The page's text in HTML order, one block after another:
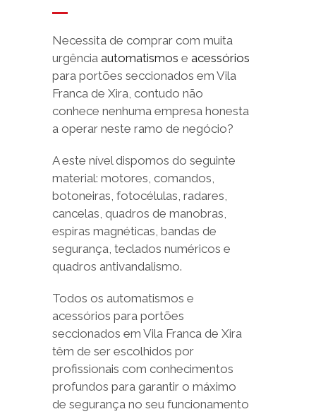
Necessita de comprar com muita
urgência automatismos e acessórios
para portões seccionados em Vila
Franca de Xira, contudo não
conhece nenhuma empresa honesta
a operar neste ramo de negócio?
A este nível dispomos do seguinte
material: motores, comandos,
botoneiras, fotocélulas, radares,
cancelas, quadros de manobras,
espiras magnéticas, bandas de
segurança, teclados numéricos e
quadros antivandalismo.
Todos os automatismos e
acessórios para portões
seccionados em Vila Franca de Xira
têm de ser escolhidos por
profissionais com conhecimentos
profundos para garantir o máximo
de segurança no seu funcionamento